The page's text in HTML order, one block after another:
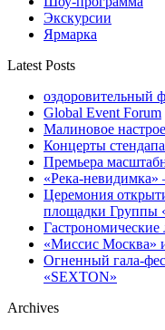
Экскурсии
Ярмарка
Latest Posts
оздоровительный
Global Event Forum
Малиновое
Концерты
Премьера
«Река-невидимка»
Церемония
площадки Группы
«Миссис Москва»
Огненный гала-
«SEXTON»
Archives